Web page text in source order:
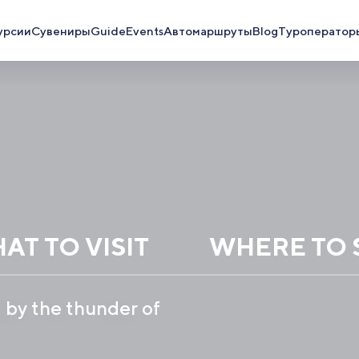
СувенирыGuideEventsАвтомаршрутыBlog
TO VISIT WHERE TO
by the thunder of